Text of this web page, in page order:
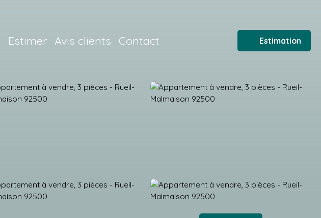
Estimer Avis clients Contact Estimation